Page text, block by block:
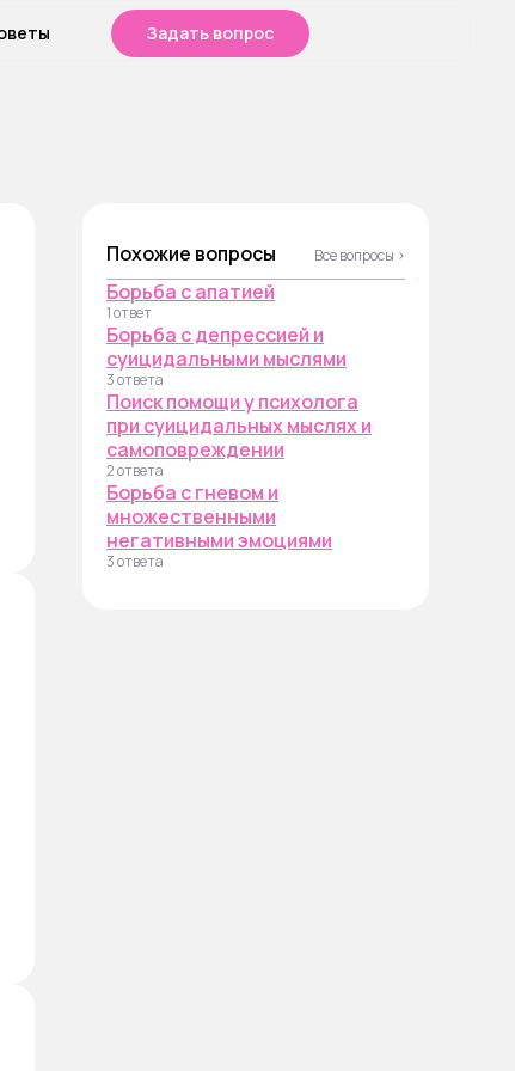
Задать вопрос
Похожие вопросы Все вопросы ›
Борьба с апатией
1 ответ
Борьба с депрессией и
суицидальными мыслями
3 ответа
Поиск помощи у психолога
при суицидальных мыслях и
самоповреждении
2 ответа
Борьба с гневом и
множественными
негативными эмоциями
3 ответа